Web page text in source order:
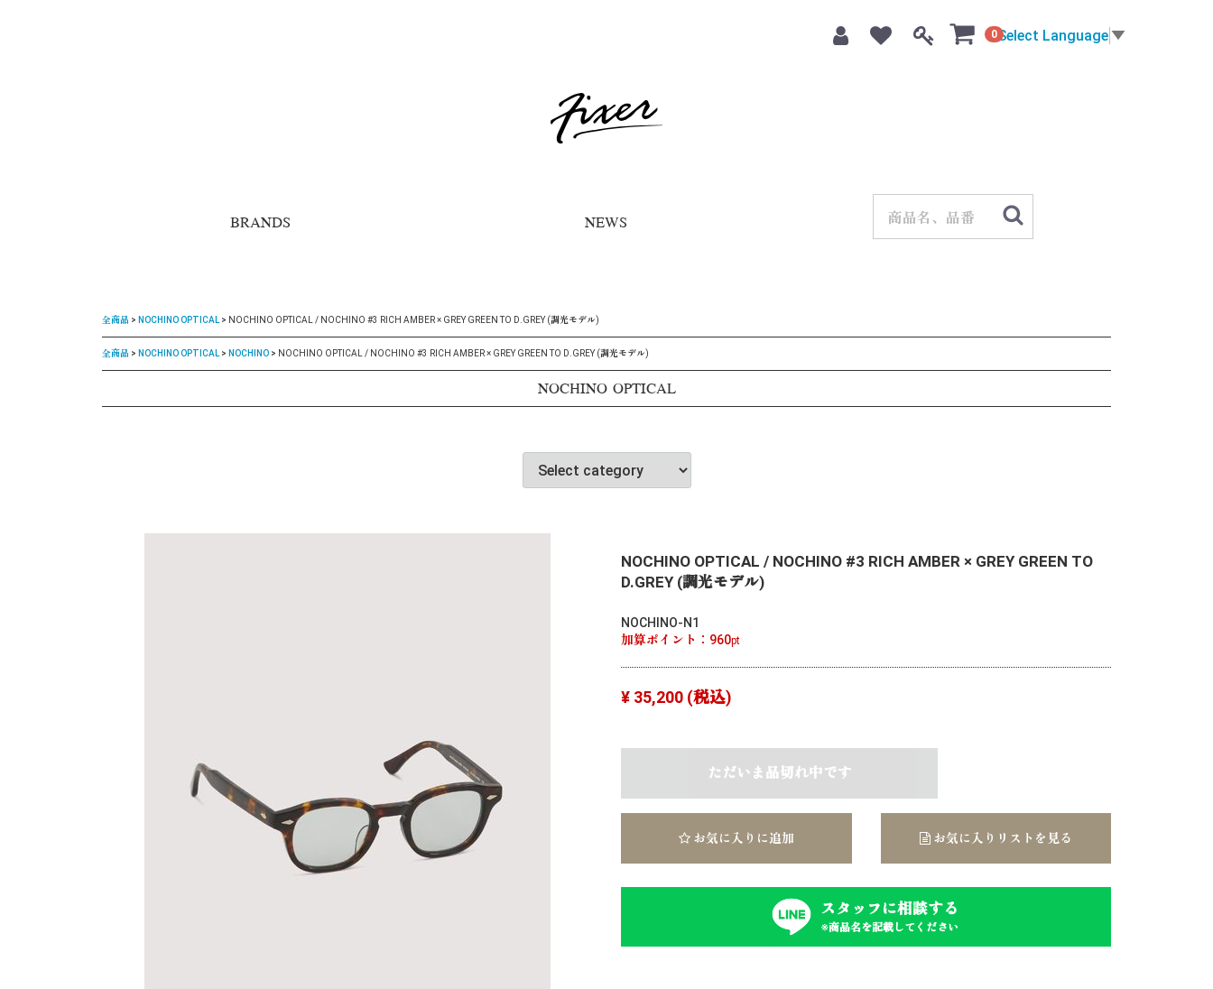
0 Select Language ▼
BRANDS NEWS
全商品 NOCHINO OPTICAL NOCHINO OPTICAL / NOCHINO #3 RICH AMBER × GREY GREEN TO D.GREY (調光モデル)
全商品 NOCHINO OPTICAL NOCHINO NOCHINO OPTICAL / NOCHINO #3 RICH AMBER × GREY GREEN TO D.GREY (調光モデル)
NOCHINO OPTICAL
NOCHINO OPTICAL / NOCHINO #3 RICH AMBER × GREY GREEN TO
D.GREY (調光モデル)
NOCHINO-N1
加算ポイント： 960pt
¥ 35,200 (税込)
ただいま品切れ中です
お気に入りに追加 お気に入りリストを見る
スタッフに相談する
※商品名を記載してください